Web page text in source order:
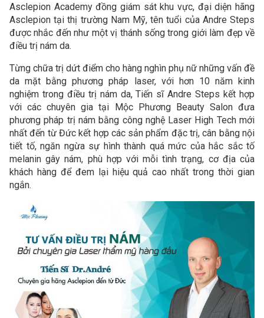
Asclepion Academy đồng giám sát khu vực, đại diện hãng
Asclepion tại thị trường Nam Mỹ, tên tuổi của Andre Steps
được nhắc đến như một vị thánh sống trong giới làm đẹp về
điều trị nám da.
Từng chữa trị dứt điểm cho hàng nghìn phụ nữ những vấn đề
da mặt bằng phương pháp laser, với hơn 10 năm kinh
nghiệm trong điều trị nám da, Tiến sĩ Andre Steps kết hợp
với các chuyên gia tại Mộc Phương Beauty Salon đưa
phương pháp trị nám bằng công nghệ Laser High Tech mới
nhất đến từ Đức kết hợp các sản phẩm đặc trị, cân bằng nội
tiết tố, ngăn ngừa sự hình thành quá mức của hắc sắc tố
melanin gây nám, phù hợp với mỗi tình trạng, cơ địa của
khách hàng để đem lại hiệu quả cao nhất trong thời gian
ngắn.